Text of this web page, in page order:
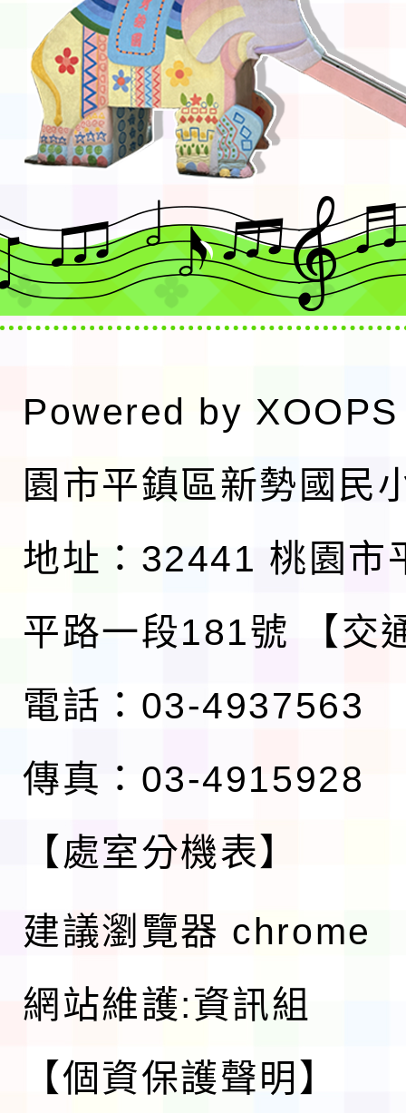
Powered by XOOPS
園市平鎮區新勢國民
地址：32441 桃園市
平路一段181號
【交
電話：03-4937563
傳真：03-4915928
【處室分機表】
建議瀏覽器 chrome
網站維護:資訊組
【個資保護聲明】